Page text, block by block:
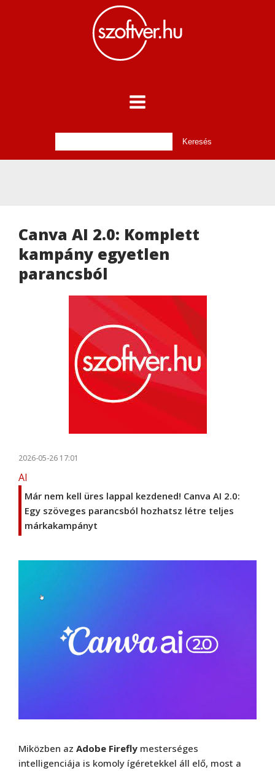
Canva AI 2.0: Komplett
kampány egyetlen
parancsból
2026-05-26 17:01
AI
Már nem kell üres lappal kezdened! Canva AI 2.0:
Egy szöveges parancsból hozhatsz létre teljes
márkakampányt
Miközben az Adobe Firefly mesterséges
intelligenciája is komoly ígéretekkel áll elő, most a